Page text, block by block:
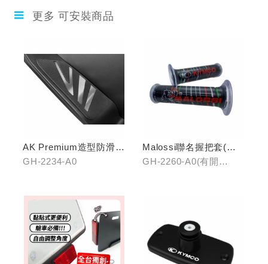
更多 可安裝商品
AK Premium造型防滑踏
板(前踏)
GH-2234-A0
Malossi聯名握把套(有
開口)/(無開口)
GH-2260-A0(有開